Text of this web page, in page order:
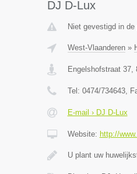
DJ D-Lux
Niet gevestigd in
West-Vlaanderen»
Engelshofstraat 37,
Tel: 0474/734643,
E-mail › DJ D-Lux
Website: http://
U plant uw